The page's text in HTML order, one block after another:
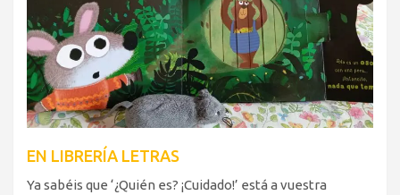
EN LIBRERÍA LETRAS
Ya sabéis que ‘¿Quién es? ¡Cuidado!’ está a vuestra